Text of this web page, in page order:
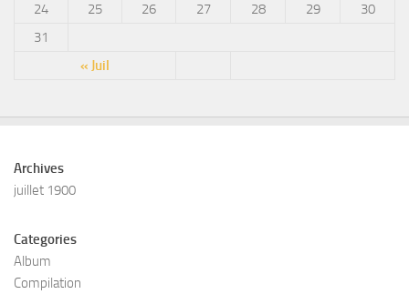
« Juil
24
25 26 27 28 29
30
31
Archives
juillet 1900
Categories
Album
Compilation